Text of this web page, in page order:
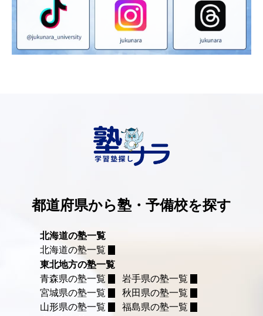
都道府県から塾・予備校を探す
北海道の塾一覧
北海道の塾一覧
東北地方の塾一覧
青森県の塾一覧
岩手県の塾一覧
宮城県の塾一覧
秋田県の塾一覧
山形県の塾一覧
福島県の塾一覧